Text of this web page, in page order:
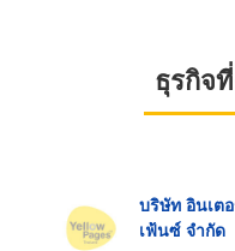
ธุรกิจ
บริษัท อินเต
เฟ้นซ์ จำกัด